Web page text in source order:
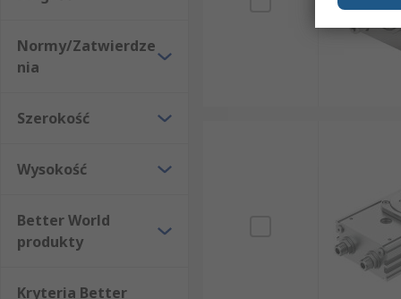
Normy/Zatwierdze
nia
Szerokość
Wysokość
Better World
produkty
Kryteria Better